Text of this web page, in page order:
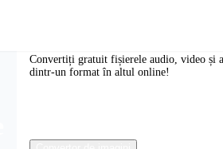
Convertiți gratuit fișierele audio, video și
dintr-un format în altul online!